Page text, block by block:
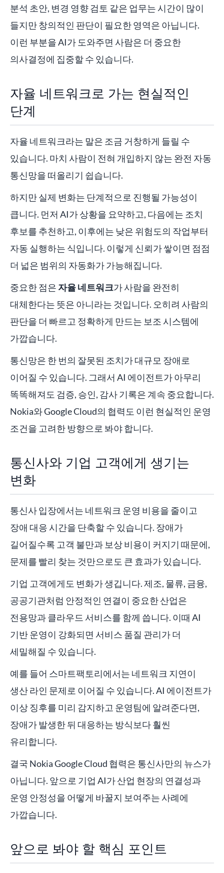
분석 초안, 변경 영향 검토 같은 업무는 시간이 많이
들지만 창의적인 판단이 필요한 영역은 아닙니다.
이런 부분을 AI가 도와주면 사람은 더 중요한
의사결정에 집중할 수 있습니다.
자율 네트워크로 가는 현실적인
단계
자율 네트워크라는 말은 조금 거창하게 들릴 수
있습니다. 마치 사람이 전혀 개입하지 않는 완전 자동
통신망을 떠올리기 쉽습니다.
하지만 실제 변화는 단계적으로 진행될 가능성이
큽니다. 먼저 AI가 상황을 요약하고, 다음에는 조치
후보를 추천하고, 이후에는 낮은 위험도의 작업부터
자동 실행하는 식입니다. 이렇게 신뢰가 쌓이면 점점
더 넓은 범위의 자동화가 가능해집니다.
중요한 점은 자율 네트워크가 사람을 완전히
대체한다는 뜻은 아니라는 것입니다. 오히려 사람의
판단을 더 빠르고 정확하게 만드는 보조 시스템에
가깝습니다.
통신망은 한 번의 잘못된 조치가 대규모 장애로
이어질 수 있습니다. 그래서 AI 에이전트가 아무리
똑똑해져도 검증, 승인, 감사 기록은 계속 중요합니다.
Nokia와 Google Cloud의 협력도 이런 현실적인 운영
조건을 고려한 방향으로 봐야 합니다.
통신사와 기업 고객에게 생기는
변화
통신사 입장에서는 네트워크 운영 비용을 줄이고
장애 대응 시간을 단축할 수 있습니다. 장애가
길어질수록 고객 불만과 보상 비용이 커지기 때문에,
문제를 빨리 찾는 것만으로도 큰 효과가 있습니다.
기업 고객에게도 변화가 생깁니다. 제조, 물류, 금융,
공공기관처럼 안정적인 연결이 중요한 산업은
전용망과 클라우드 서비스를 함께 씁니다. 이때 AI
기반 운영이 강화되면 서비스 품질 관리가 더
세밀해질 수 있습니다.
예를 들어 스마트팩토리에서는 네트워크 지연이
생산 라인 문제로 이어질 수 있습니다. AI 에이전트가
이상 징후를 미리 감지하고 운영팀에 알려준다면,
장애가 발생한 뒤 대응하는 방식보다 훨씬
유리합니다.
결국 Nokia Google Cloud 협력은 통신사만의 뉴스가
아닙니다. 앞으로 기업 AI가 산업 현장의 연결성과
운영 안정성을 어떻게 바꿀지 보여주는 사례에
가깝습니다.
앞으로 봐야 할 핵심 포인트